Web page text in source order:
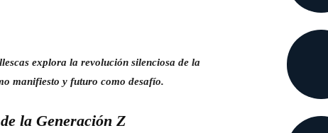
explora la revolución silenciosa de la
manifiesto y futuro como desafío.
la Generación Z